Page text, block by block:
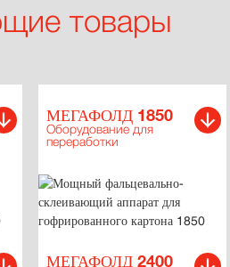
товары
МЕГАФОЛД 1850
Оборудование для
переработки
МЕГАФОЛД 2400